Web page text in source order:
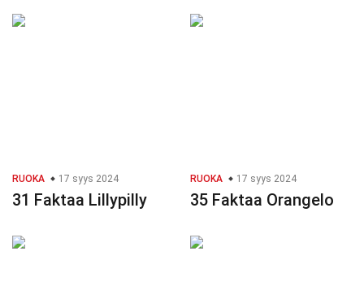
RUOKA 17 syys 2024
31 Faktaa Lillypilly
RUOKA 17 syys 2024
35 Faktaa Orangelo